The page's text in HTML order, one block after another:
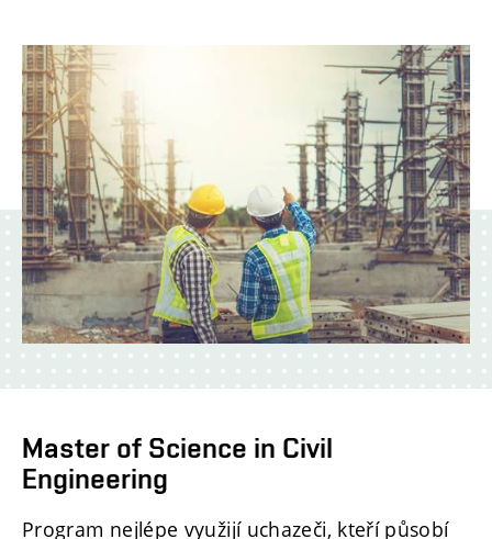
Master of Science in Civil
Engineering
Program nejlépe využijí uchazeči, kteří působí